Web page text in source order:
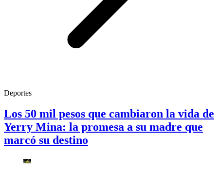
Deportes
Los 50 mil pesos que cambiaron la vida de
Yerry Mina: la promesa a su madre que
marcó su destino